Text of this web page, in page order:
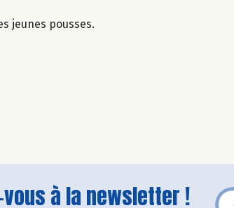
jeunes pousses.
à la newsletter !